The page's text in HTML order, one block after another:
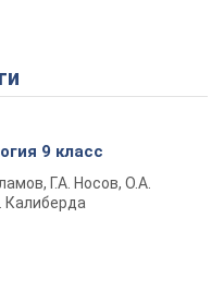
9 класс
Г.А. Носов, О.А.
Калиберда